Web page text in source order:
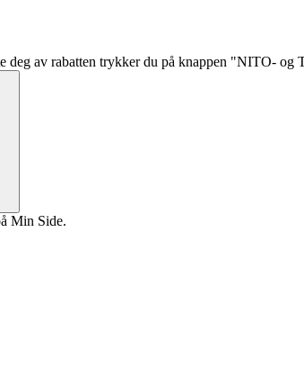
av rabatten trykker du på knappen "NITO- og
Min Side.